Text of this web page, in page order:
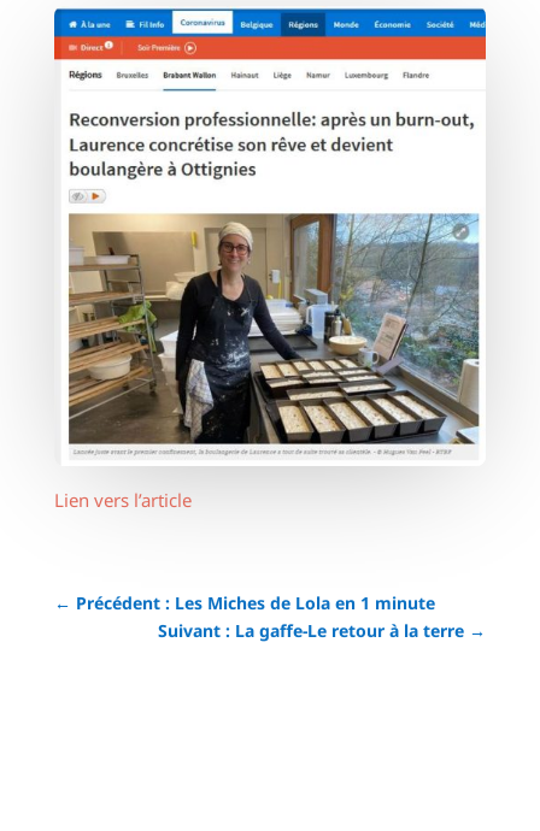
Lien vers l’article
← Précédent : Les Miches de Lola en 1 minute
Suivant : La gaffe-Le retour à la terre →